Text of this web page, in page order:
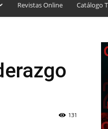
Revistas Online Catálogo
131